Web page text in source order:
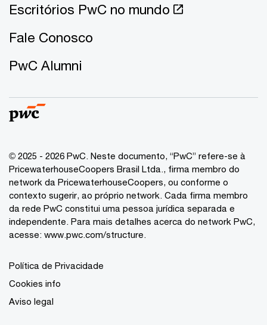
Escritórios PwC no mundo
Fale Conosco
PwC Alumni
© 2025 - 2026 PwC. Neste documento, “PwC” refere-se à
PricewaterhouseCoopers Brasil Ltda., firma membro do
network da PricewaterhouseCoopers, ou conforme o
contexto sugerir, ao próprio network. Cada firma membro
da rede PwC constitui uma pessoa jurídica separada e
independente. Para mais detalhes acerca do network PwC,
acesse: www.pwc.com/structure.
Política de Privacidade
Cookies info
Aviso legal